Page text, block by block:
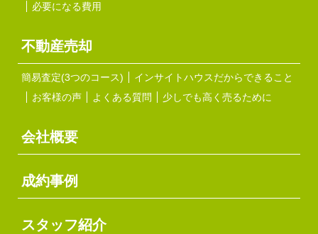
必要になる費用
不動産売却
簡易査定(3つのコース)
インサイトハウスだからできること
お客様の声
よくある質問 少しでも高く売るために
会社概要
成約事例
スタッフ紹介